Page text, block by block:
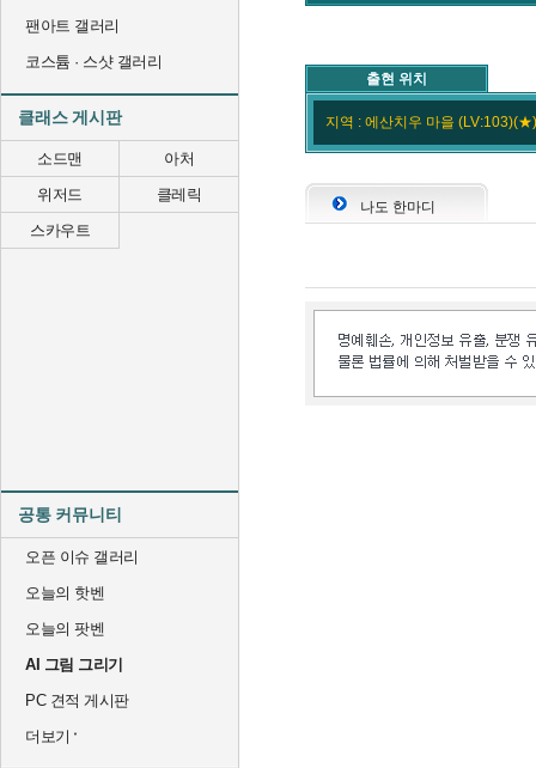
팬아트 갤러리
코스튬 · 스샷 갤러리
클래스 게시판
소드맨
아처
위저드
클레릭
스카우트
공통 커뮤니티
오픈 이슈 갤러리
오늘의 핫벤
오늘의 팟벤
AI 그림 그리기
PC 견적 게시판
더보기
출현 위치
지역 : 에산치우 마을 (LV:103)(★)
나도 한마디